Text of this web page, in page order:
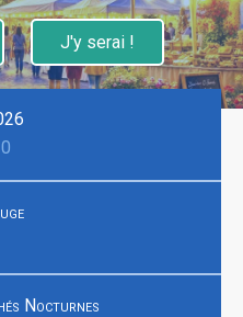
J'y serai !
Nocturnes